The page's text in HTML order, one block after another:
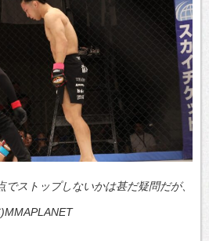
でストップしないかは甚だ疑問だが、